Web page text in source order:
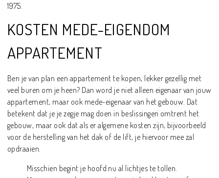
1975.
KOSTEN MEDE-EIGENDOM
APPARTEMENT
Ben je van plan een appartement te kopen, lekker gezellig met
veel buren om je heen? Dan word je niet alleen eigenaar van jouw
appartement, maar ook mede-eigenaar van het gebouw. Dat
betekent dat je je zegje mag doen in beslissingen omtrent het
gebouw, maar ook dat als er algemene kosten zijn, bijvoorbeeld
voor de herstelling van het dak of de lift, je hiervoor mee zal
opdraaien.
Misschien begint je hoofd nu al lichtjes te tollen.